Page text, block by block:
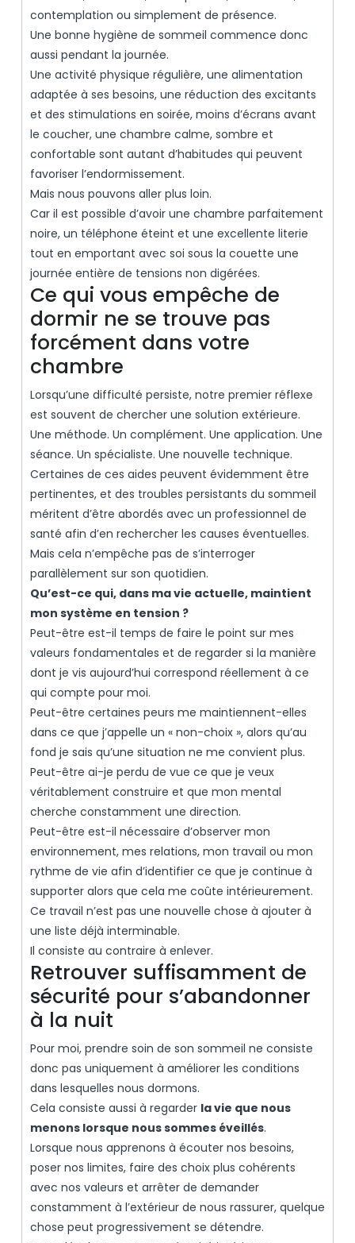
contemplation ou simplement de présence.
Une bonne hygiène de sommeil commence donc
aussi pendant la journée.
Une activité physique régulière, une alimentation
adaptée à ses besoins, une réduction des excitants
et des stimulations en soirée, moins d’écrans avant
le coucher, une chambre calme, sombre et
confortable sont autant d’habitudes qui peuvent
favoriser l’endormissement.
Mais nous pouvons aller plus loin.
Car il est possible d’avoir une chambre parfaitement
noire, un téléphone éteint et une excellente literie
tout en emportant avec soi sous la couette une
journée entière de tensions non digérées.
Ce qui vous empêche de
dormir ne se trouve pas
forcément dans votre
chambre
Lorsqu’une difficulté persiste, notre premier réflexe
est souvent de chercher une solution extérieure.
Une méthode. Un complément. Une application. Une
séance. Un spécialiste. Une nouvelle technique.
Certaines de ces aides peuvent évidemment être
pertinentes, et des troubles persistants du sommeil
méritent d’être abordés avec un professionnel de
santé afin d’en rechercher les causes éventuelles.
Mais cela n’empêche pas de s’interroger
parallèlement sur son quotidien.
Qu’est-ce qui, dans ma vie actuelle, maintient
mon système en tension ?
Peut-être est-il temps de faire le point sur mes
valeurs fondamentales et de regarder si la manière
dont je vis aujourd’hui correspond réellement à ce
qui compte pour moi.
Peut-être certaines peurs me maintiennent-elles
dans ce que j’appelle un « non-choix », alors qu’au
fond je sais qu’une situation ne me convient plus.
Peut-être ai-je perdu de vue ce que je veux
véritablement construire et que mon mental
cherche constamment une direction.
Peut-être est-il nécessaire d’observer mon
environnement, mes relations, mon travail ou mon
rythme de vie afin d’identifier ce que je continue à
supporter alors que cela me coûte intérieurement.
Ce travail n’est pas une nouvelle chose à ajouter à
une liste déjà interminable.
Il consiste au contraire à enlever.
Retrouver suffisamment de
sécurité pour s’abandonner
à la nuit
Pour moi, prendre soin de son sommeil ne consiste
donc pas uniquement à améliorer les conditions
dans lesquelles nous dormons.
Cela consiste aussi à regarder la vie que nous
menons lorsque nous sommes éveillés.
Lorsque nous apprenons à écouter nos besoins,
poser nos limites, faire des choix plus cohérents
avec nos valeurs et arrêter de demander
constamment à l’extérieur de nous rassurer, quelque
chose peut progressivement se détendre.